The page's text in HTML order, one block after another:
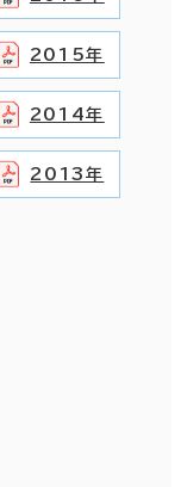
2015年
2014年
2013年